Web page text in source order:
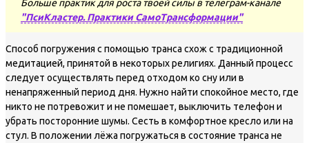
Больше практик для роста твоей силы в телеграм-канале
"ПсиКластер. Практики СамоТрансформации"
Способ погружения с помощью транса схож с традиционной
медитацией, принятой в некоторых религиях. Данный процесс
следует осуществлять перед отходом ко сну или в
ненапряженный период дня. Нужно найти спокойное место, где
никто не потревожит и не помешает, выключить телефон и
убрать посторонние шумы. Сесть в комфортное кресло или на
стул. В положении лёжа погружаться в состояние транса не